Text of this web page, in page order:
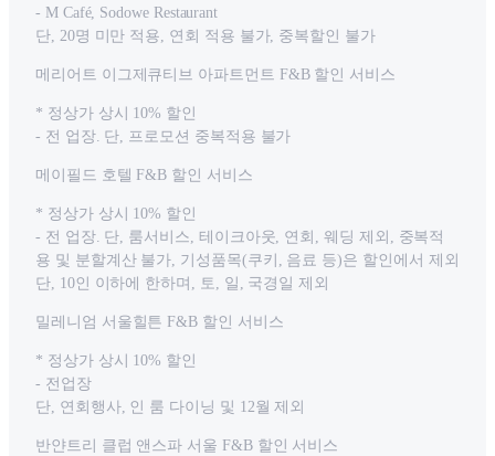
- M Café, Sodowe Restaurant
단, 20명 미만 적용, 연회 적용 불가, 중복할인 불가
메리어트 이그제큐티브 아파트먼트 F&B 할인 서비스
* 정상가 상시 10% 할인
- 전 업장. 단, 프로모션 중복적용 불가
메이필드 호텔 F&B 할인 서비스
* 정상가 상시 10% 할인
- 전 업장. 단, 룸서비스, 테이크아웃, 연회, 웨딩 제외, 중복적
용 및 분할계산 불가, 기성품목(쿠키, 음료 등)은 할인에서 제외
단, 10인 이하에 한하며, 토, 일, 국경일 제외
밀레니엄 서울힐튼 F&B 할인 서비스
* 정상가 상시 10% 할인
- 전업장
단, 연회행사, 인 룸 다이닝 및 12월 제외
반얀트리 클럽 앤스파 서울 F&B 할인 서비스